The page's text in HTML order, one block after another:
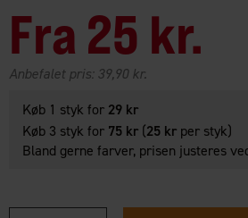
Fra 25 kr.
Anbefalet pris: 39,90 kr.
Køb 1 styk for 29 kr
Køb 3 styk for 75 kr (25 kr per styk)
Bland gerne farver, prisen justeres